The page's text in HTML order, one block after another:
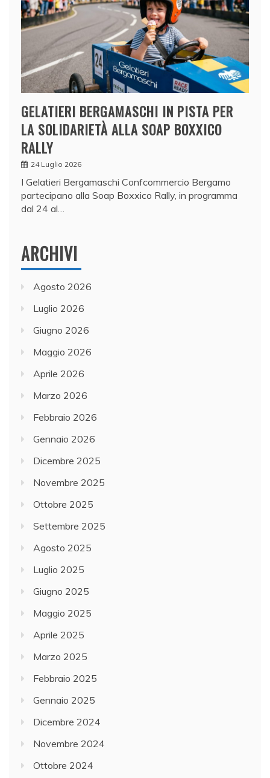
GELATIERI BERGAMASCHI IN PISTA PER
LA SOLIDARIETÀ ALLA SOAP BOXXICO
RALLY
24 Luglio 2026
I Gelatieri Bergamaschi Confcommercio Bergamo
partecipano alla Soap Boxxico Rally, in programma
dal 24 al…
ARCHIVI
Agosto 2026
Luglio 2026
Giugno 2026
Maggio 2026
Aprile 2026
Marzo 2026
Febbraio 2026
Gennaio 2026
Dicembre 2025
Novembre 2025
Ottobre 2025
Settembre 2025
Agosto 2025
Luglio 2025
Giugno 2025
Maggio 2025
Aprile 2025
Marzo 2025
Febbraio 2025
Gennaio 2025
Dicembre 2024
Novembre 2024
Ottobre 2024